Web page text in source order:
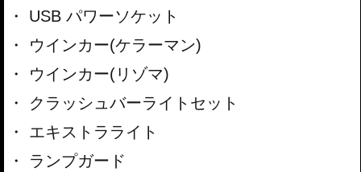
USB パワーソケット
ウインカー(ケラーマン)
ウインカー(リゾマ)
クラッシュバーライトセット
エキストラライト
ランプガード